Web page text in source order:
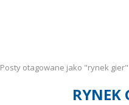
Posty otagowane jako "rynek gier"
RYNEK